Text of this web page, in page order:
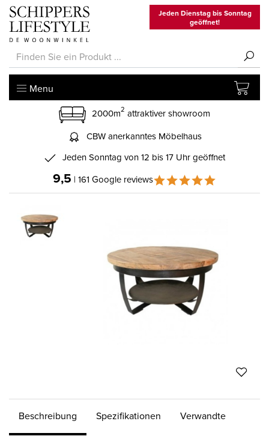
Jeden Dienstag bis Sonntag
geöffnet!
Menu
2000m2 attraktiver showroom
CBW anerkanntes Möbelhaus
Jeden Sonntag von 12 bis 17 Uhr geöffnet
9,5 | 161 Google reviews
Beschreibung Spezifikationen Verwandte